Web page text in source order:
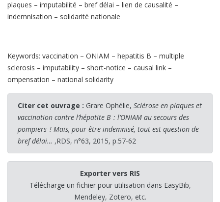
plaques – imputabilité – bref délai – lien de causalité –
indemnisation – solidarité nationale
Keywords: vaccination – ONIAM – hepatitis B – multiple
sclerosis – imputability – short-notice – causal link –
ompensation – national solidarity
Citer cet ouvrage : Grare Ophélie, Sclérose en plaques et
vaccination contre l’hépatite B : l’ONIAM au secours des
pompiers ! Mais, pour être indemnisé, tout est question de
bref délai… ,RDS, n°63, 2015, p.57-62
Exporter vers RIS
Télécharge un fichier pour utilisation dans EasyBib,
Mendeley, Zotero, etc.